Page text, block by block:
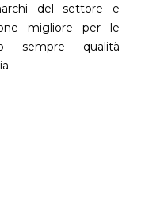
del settore e
migliore per le
sempre qualità